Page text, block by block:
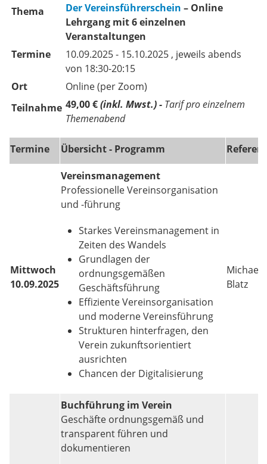
Thema DerVereinsführerschein – Online
Lehrgang mit 6 einzelnen
Veranstaltungen
Termine
10.09.2025 - 15.10.2025 , jeweils abends
von 18:30-20:15
Ort
Online (per Zoom)
Teilnahme 49,00 €(inkl. Mwst.) - Tarif pro einzelnem
Themenabend
Termine Übersicht - Programm
Mittwoch
10.09.2025
Vereinsmanagement
Professionelle Vereinsorganisation
und -führung
Starkes Vereinsmanagement in
Zeiten des Wandels
Grundlagen der
ordnungsgemäßen
Geschäftsführung
Effiziente Vereinsorganisation
und moderne Vereinsführung
Strukturen hinterfragen, den
Verein zukunftsorientiert
ausrichten
Chancen der Digitalisierung
Michael
Blatz
Buchführung im Verein
Geschäfte ordnungsgemäß und
transparent führen und
dokumentieren